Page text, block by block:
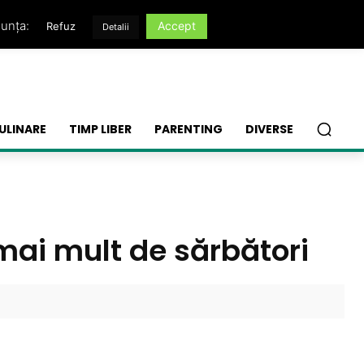
TIMP LIBER PARENTING DIVERSE
mult de sărbători
Refuz Detalii Accept